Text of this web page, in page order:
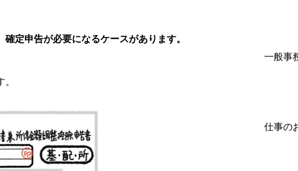
定申告が必要になるケースがあります。
一般事
仕事の